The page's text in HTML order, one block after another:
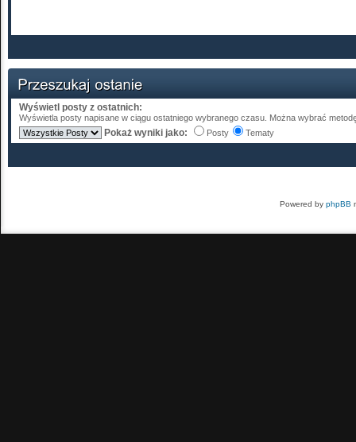
Wyświetl posty z ostatnich:
Wyświetla posty napisane w ciągu ostatniego wybranego czasu. Można wybrać
Pokaż wyniki jako: Posty Tematy
Powered by phpBB